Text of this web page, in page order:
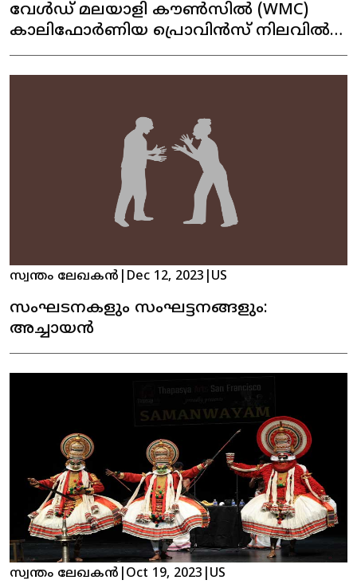
വേൾഡ് മലയാളി കൗൺസിൽ (WMC)
കാലിഫോർണിയ പ്രൊവിൻസ് നിലവിൽ
വന്നു. പ്രശസ്ത പിന്നണി ഗായിക
ഡെൽസി നൈനാൻ ഉത്‌ഘാടനം
സ്വന്തം ലേഖകൻ Dec 12, 2023 US
സംഘടനകളും സംഘട്ടനങ്ങളും:
അച്ചായൻ
സ്വന്തം ലേഖകൻ Oct 19, 2023 US